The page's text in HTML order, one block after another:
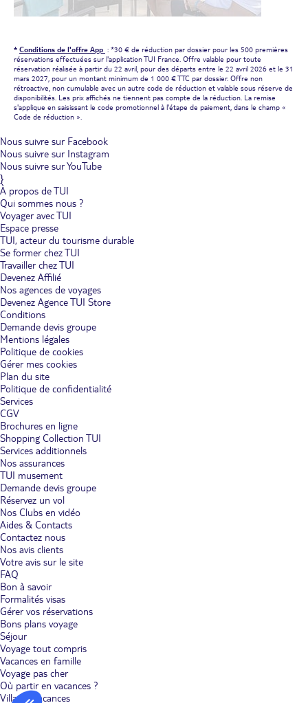
* Conditions de l'offre App : *30 € de réduction par dossier pour les 500 premières
réservations effectuées sur l'application TUI France. Offre valable pour toute
réservation réalisée à partir du 22 avril, pour des départs entre le 22 avril 2026 et le 31
mars 2027, pour un montant minimum de 1 000 € TTC par dossier. Offre non
rétroactive, non cumulable avec un autre code de réduction et valable sous réserve de
disponibilités. Les prix affichés ne tiennent pas compte de la réduction. La remise
s'applique en saisissant le code promotionnel à l'étape de paiement, dans le champ «
Code de réduction ».
Nous suivre sur Facebook
Nous suivre sur Instagram
Nous suivre sur YouTube
}
À propos de TUI
Qui sommes nous ?
Voyager avec TUI
Espace presse
TUI, acteur du tourisme durable
Se former chez TUI
Travailler chez TUI
Devenez Affilié
Nos agences de voyages
Devenez Agence TUI Store
Conditions
Demande devis groupe
Mentions légales
Politique de cookies
Gérer mes cookies
Plan du site
Politique de confidentialité
Services
CGV
Brochures en ligne
Shopping Collection TUI
Services additionnels
Nos assurances
TUI musement
Demande devis groupe
Réservez un vol
Nos Clubs en vidéo
Aides & Contacts
Contactez nous
Nos avis clients
Votre avis sur le site
FAQ
Bon à savoir
Formalités visas
Gérer vos réservations
Bons plans voyage
Séjour
Voyage tout compris
Vacances en famille
Voyage pas cher
Où partir en vacances ?
Villages vacances